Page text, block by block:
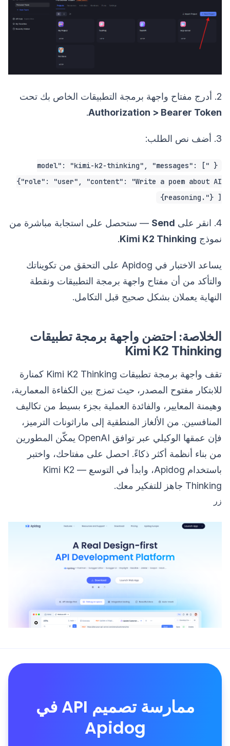
2. أدرج مفتاح واجهة برمجة التطبيقات الخاص بك تحت
Authorization > Bearer Token
.
3. أضف نص الطلب:
{ "model": "kimi-k2-thinking", "messages": [
{"role": "user", "content": "Write a poem about AI
reasoning."} ]}
4. انقر على Send — ستحصل على استجابة مباشرة من
نموذج Kimi K2 Thinking
.
يساعد الاختبار في Apidog على التحقق من تكويناتك
والتأكد من أن مفتاح واجهة برمجة التطبيقات ونقطة
النهاية يعملان بشكل صحيح قبل التكامل.
الخلاصة: احتضن واجهة برمجة تطبيقات
Kimi K2 Thinking
تقف واجهة برمجة تطبيقات Kimi K2 Thinking كمنارة
للابتكار مفتوح المصدر، حيث تمزج بين الكفاءة المعمارية،
وهيمنة المعايير، والفائدة العملية بجزء بسيط من تكاليف
المنافسين. من الألغاز المنطقية إلى ماراثونات الترميز،
فإن عمقها الوكيلي عبر توافق OpenAI يمكّن المطورين
من بناء أنظمة أكثر ذكاءً. احصل على مفتاحك، واختبر
باستخدام Apidog، وابدأ في التوسع — Kimi K2
Thinking جاهز للتفكير معك.
زر
ممارسة تصميم API في
Apidog